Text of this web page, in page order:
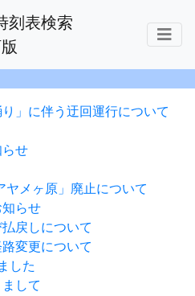
刻表検索
」に伴う迂回運行について
せ
メヶ原」廃止について
らせ
戻しについて
変更について
した
して